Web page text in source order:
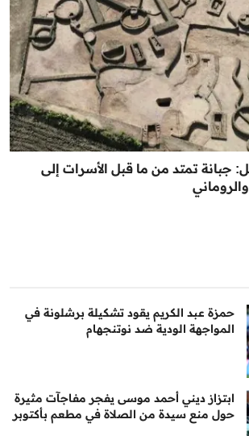
جبانة تمتد من ما قبل الأسرات إلى
حمزة عبد الكريم يقود تشكيلة برشلونة في
المواجهة الودية ضد نوتنجهام
ابتزاز ديني أحمد موسى يفجر مفاجآت مثيرة
حول منع سيدة من الصلاة في مطعم بأكتوبر